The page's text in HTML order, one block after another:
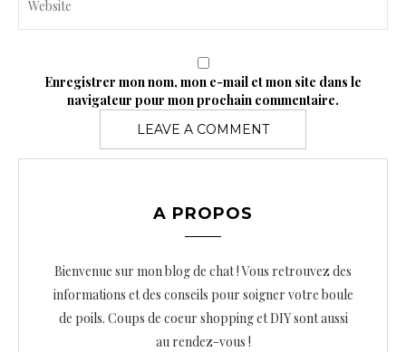
Enregistrer mon nom, mon e-mail et mon site dans le
navigateur pour mon prochain commentaire.
A PROPOS
Bienvenue sur mon blog de chat ! Vous retrouvez des
informations et des conseils pour soigner votre boule
de poils. Coups de coeur shopping et DIY sont aussi
au rendez-vous !